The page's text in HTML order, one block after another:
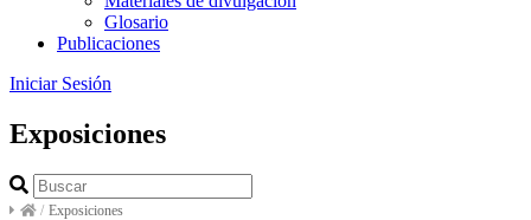
Glosario
Publicaciones
Iniciar Sesión
Exposiciones
/ Exposiciones